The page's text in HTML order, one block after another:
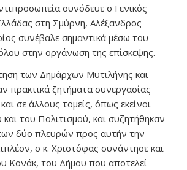
συνόδευε ο Γενικός
στη Σμύρνη, Αλέξανδρος
συνέβαλε σημαντικά μέσω του
στην οργάνωση της επίσκεψης.
των Δημάρχων Μυτιλήνης και
πρακτικά ζητήματα συνεργασίας
σε άλλους τομείς, όπως εκείνοι
του Πολιτισμού, και συζητήθηκαν
δύο πλευρών προς αυτήν την
ο κ. Χριστόφας συνάντησε και
Κονάκ, του Δήμου που αποτελεί